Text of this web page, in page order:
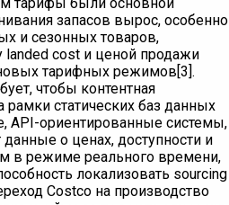
запасов вырос, особенно
и сезонных товаров,
cost и ценой продажи
тарифных режимов[3].
чтобы контентная
статических баз данных
API-ориентированные системы,
о ценах, доступности и
в режиме реального времени,
локализовать sourcing
Costco на производство